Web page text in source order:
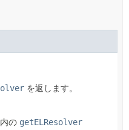
を返します。
内の getELResolver